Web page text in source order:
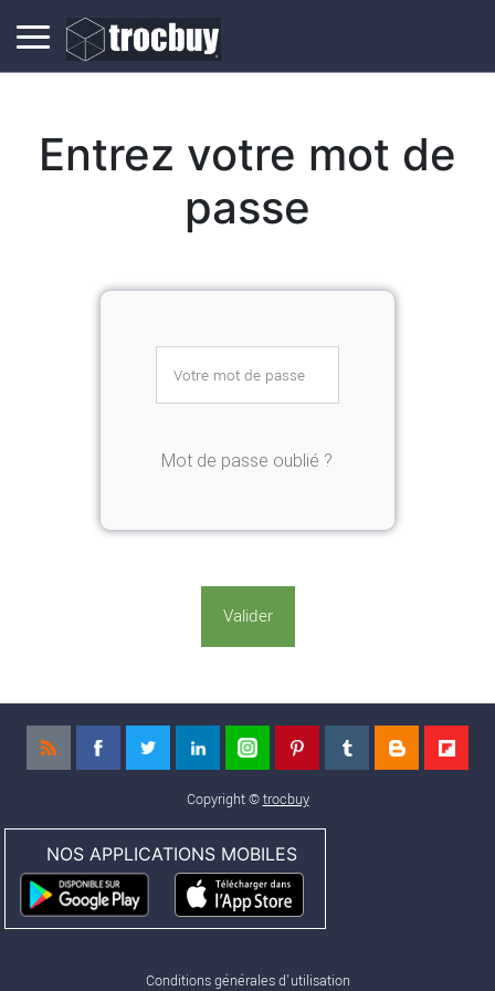
Entrez votre mot de
passe
Mot de passe oublié ?
Copyright ©trocbuy
NOS APPLICATIONS MOBILES
Conditions générales d'utilisation